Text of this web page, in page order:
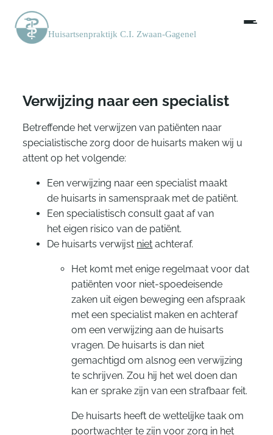
Verwijzing naar een specialist
Betreffende het verwijzen van patiënten naar
specialistische zorg door de huisarts maken wij u
attent op het volgende:
Een verwijzing naar een specialist maakt
de huisarts in samenspraak met de patiënt.
Een specialistisch consult gaat af van
het eigen risico van de patiënt.
De huisarts verwijst niet achteraf.
Het komt met enige regelmaat voor dat
patiënten voor niet-spoedeisende
zaken uit eigen beweging een afspraak
met een specialist maken en achteraf
om een verwijzing aan de huisarts
vragen. De huisarts is dan niet
gemachtigd om alsnog een verwijzing
te schrijven. Zou hij het wel doen dan
kan er sprake zijn van een strafbaar feit.
De huisarts heeft de wettelijke taak om
poortwachter te zijn voor zorg in het